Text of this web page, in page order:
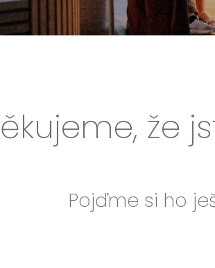
že
Pojďme si ho